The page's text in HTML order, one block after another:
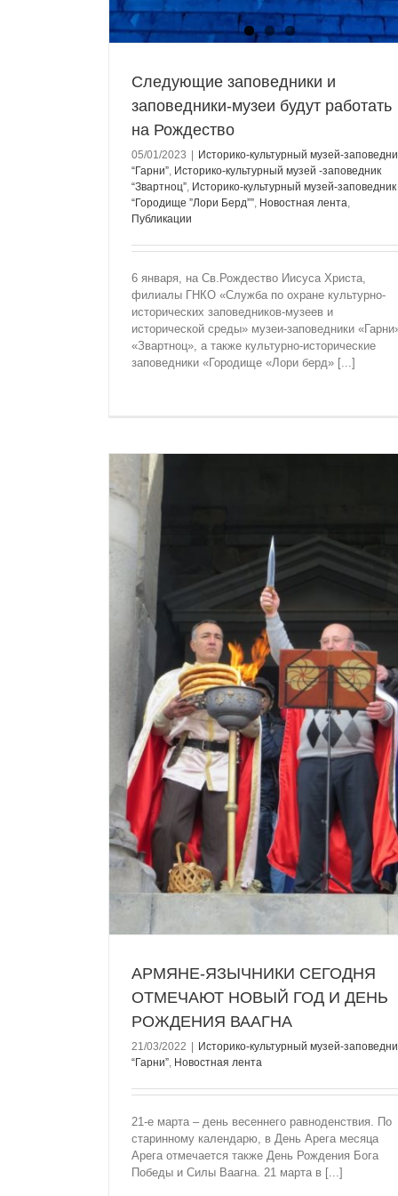
Следующие заповедники и
заповедники-музеи будут работать
на Рождество
05/01/2023 | Историко-культурный музей-
“Гарни” Историко-культурный музей -заповедник
“Звартноц” Историко-культурный музей-заповедник
“Городище ”Лори Берд”” Новостная лента
Публикации
6 января, на Св.Рождество Иисуса Христа,
филиалы ГНКО «Служба по охране культурно-
исторических заповедников-музеев и
исторической среды» музеи-заповедники
«Звартноц», а также культурно-исторические
заповедники «Городище «Лори берд» [...]
Новогоднее освещение в Гарни
АРМЯНЕ-ЯЗЫЧНИКИ СЕГОДНЯ
ОТМЕЧАЮТ НОВЫЙ ГОД И ДЕНЬ
РОЖДЕНИЯ ВААГНА
21/03/2022
Историко-культурный музей-
“Гарни”, Новостная лента
21-е марта – день весеннего равноденствия. По
старинному календарю, в День Арега месяца
Арега отмечается также День Рождения Бога
Победы и Силы Ваагна. 21 марта в [...]
СЕГОДНЯ ДЕНЬ РОЖДЕНИЯ
ТОРАМАНЯНА ПОСВЯТИВШЕГО ВСЮ